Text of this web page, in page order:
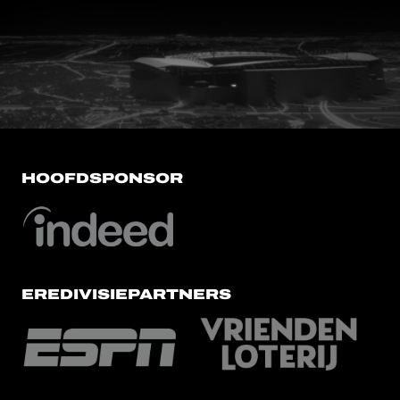
FC Utrecht<br>vanuit<br>het
HOOFDSPONSOR
EREDIVISIEPARTNERS